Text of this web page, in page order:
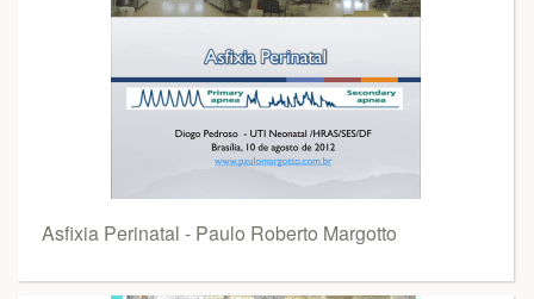
Asfixia Perinatal - Paulo Roberto Margotto